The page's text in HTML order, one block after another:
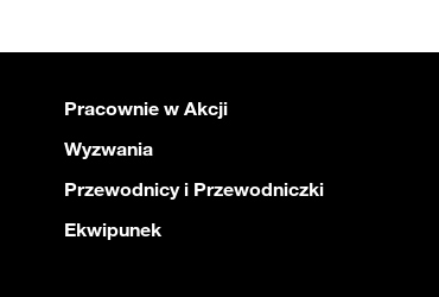
Pracownie w Akcji
Wyzwania
Przewodnicy i Przewodniczki
Ekwipunek